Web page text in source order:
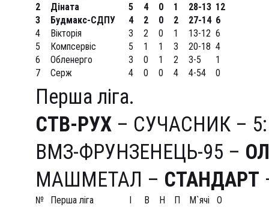
2
Діната 5 4 0 1 28-13 12
3
Будмакс-СДПУ 4 2 0 2 27-14 6
4
Вікторія 3 2 0 1 13-12 6
5
Компсервіс 5 1 1 3 20-18 4
6
Обленерго 3 0 1 2 3-5
1
7
Серж 4 0 0 4 4-54 0
Перша ліга.
СТВ-РУХ – СУЧАСНИК –
ВМЗ-ФРУНЗЕНЕЦЬ-95 –
МАШМЕТАЛ – СТАНДАРТ
№ Перша ліга І В Н П М`ячі О